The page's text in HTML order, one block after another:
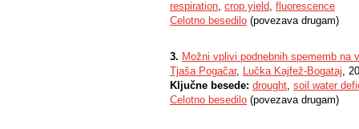
respiration, crop yield, fluorescence
Celotno besedilo (povezava drugam)
3. Možni vplivi podnebnih spememb na
Tjaša Pogačar, Lučka Kajfež-Bogataj,
Ključne besede: drought, soil water
Celotno besedilo (povezava drugam)